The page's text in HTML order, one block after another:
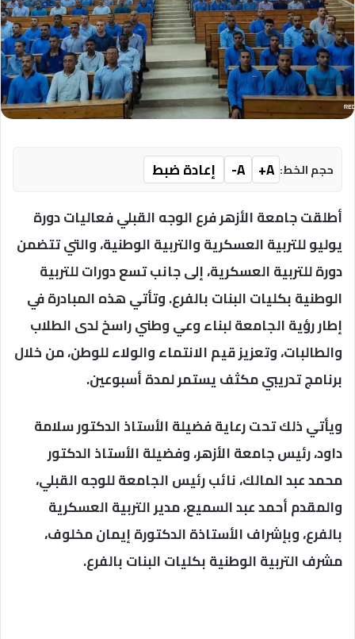
حجم الخط: A+
A-
إعادة ضبط
أطلقت جامعة الأزهر فرع الوجه القبلي فعاليات دورة
يوليو للتربية العسكرية والتربية الوطنية، والتي تتضمن
دورة للتربية العسكرية، إلى جانب تسع دورات للتربية
الوطنية بكليات البنات بالفرع. وتأتي هذه المبادرة في
إطار رؤية الجامعة لبناء وعي وطني راسخ لدى الطلاب
والطالبات، وتعزيز قيم الانتماء والولاء للوطن، من خلال
برنامج تدريبي مكثف يستمر لمدة أسبوعين.
ويأتي ذلك تحت رعاية فضيلة الأستاذ الدكتور سلامة
داود، رئيس جامعة الأزهر، وفضيلة الأستاذ الدكتور
محمد عبد المالك، نائب رئيس الجامعة للوجه القبلي،
والمقدم أحمد عبد السميع، مدير التربية العسكرية
بالفرع، وبإشراف الأستاذة الدكتورة إيمان مخلوف،
مشرف التربية الوطنية بكليات البنات بالفرع.